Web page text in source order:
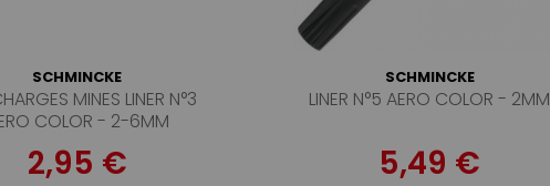
SCHMINCKE
MINES LINER N°3
COLOR - 2-6MM
2,95 €
SCHMINCKE
LINER N°5 AERO COLOR - 2MM
5,49 €